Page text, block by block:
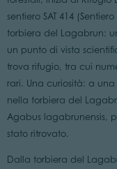
sentiero SAT 414
torbiera del Lagabrun:
un punto di vista
trova rifugio, tra cui
rari. Una curiosità: a
nella torbiera del
Agabus lagabrunensis,
stato ritrovato.
Dalla torbiera del